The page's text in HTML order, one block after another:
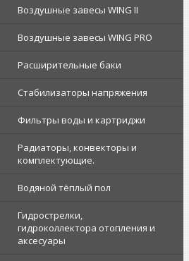
Воздушные завесы WING II
Воздушные завесы WING PRO
Расширительные баки
Стабилизаторы напряжения
Фильтры воды и картриджи
Радиаторы, конвекторы и
комплектующие.
Водяной тёплый пол
Гидрострелки,
гидроколлектора отопления и
аксесуары